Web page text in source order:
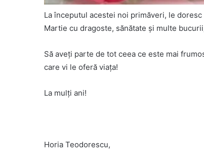
La începutul acestei noi primăveri, le
Martie cu dragoste, sănătate și multe
Să aveţi parte de tot ceea ce este mai
care vi le oferă viaţa!
La mulţi ani!
Horia Teodorescu,